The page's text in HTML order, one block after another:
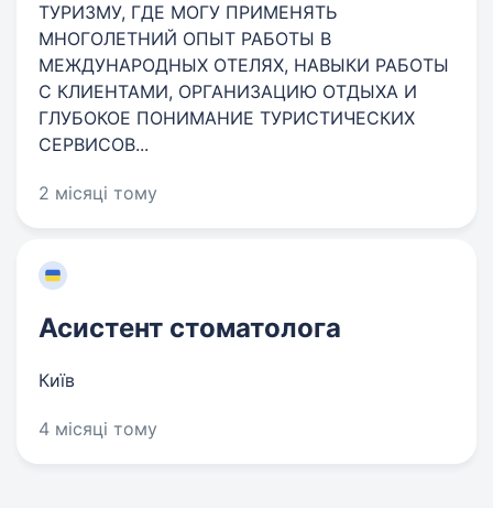
ТУРИЗМУ, ГДЕ МОГУ ПРИМЕНЯТЬ
МНОГОЛЕТНИЙ ОПЫТ РАБОТЫ В
МЕЖДУНАРОДНЫХ ОТЕЛЯХ, НАВЫКИ РАБОТЫ
С КЛИЕНТАМИ, ОРГАНИЗАЦИЮ ОТДЫХА И
ГЛУБОКОЕ ПОНИМАНИЕ ТУРИСТИЧЕСКИХ
СЕРВИСОВ...
2 місяці тому
Асистент стоматолога
Київ
4 місяці тому